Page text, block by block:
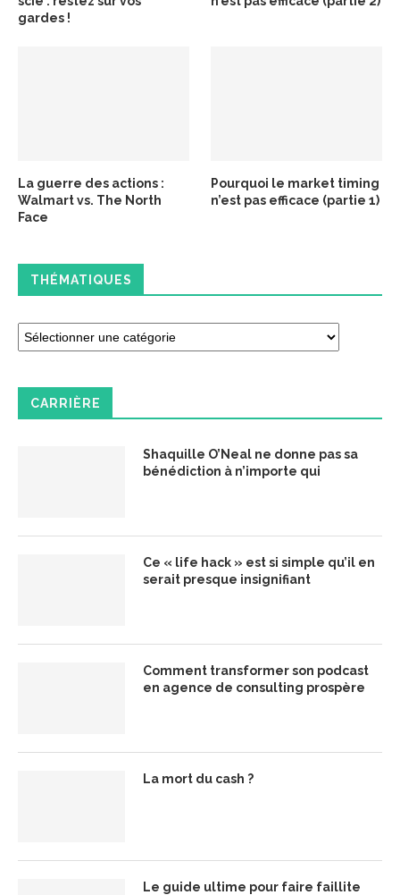
gardes !
La guerre des actions :
Walmart vs. The North
Face
Pourquoi le market timing
n’est pas efficace (partie 1)
THÉMATIQUES
CARRIÈRE
Shaquille O’Neal ne donne pas sa
bénédiction à n’importe qui
Ce « life hack » est si simple qu’il en
serait presque insignifiant
Comment transformer son podcast
en agence de consulting prospère
La mort du cash ?
Le guide ultime pour faire faillite